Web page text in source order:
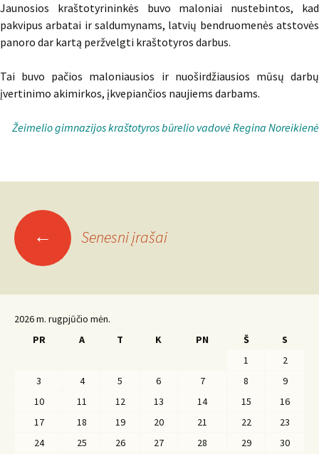
Jaunosios kraštotyrininkės buvo maloniai nustebintos, kad
pakvipus arbatai ir saldumynams, latvių bendruomenės atstovės
panoro dar kartą peržvelgti kraštotyros darbus.
Tai buvo pačios maloniausios ir nuoširdžiausios mūsų darbų
įvertinimo akimirkos, įkvepiančios naujiems darbams.
Žeimelio gimnazijos kraštotyros būrelio vadovė Regina Noreikienė
Įrašo
navigacija
← Senesni įrašai
2026 m. rugpjūčio mėn.
PR
A T K PN Š
S
1
2
3
4 5 6 7 8
9
10
11 12 13 14 15
16
17
18 19 20 21 22
23
24
25 26 27 28 29
30